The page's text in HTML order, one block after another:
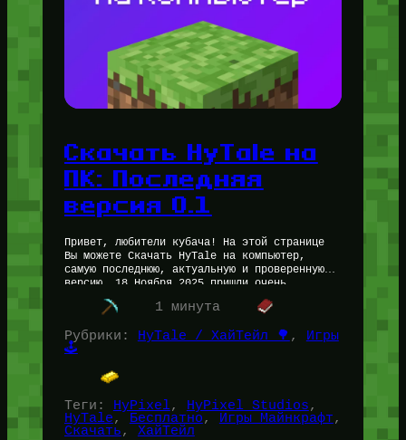
Скачать HyTale на
ПК: Последняя
версия 0.1
Привет, любители кубача! На этой странице
Вы можете Скачать HyTale на компьютер,
самую последнюю, актуальную и проверенную
версию. 18 Ноября 2025 пришли очень
радостные новости — разработка HyTale была
возобновлена,…1 минута
Рубрики:
HyTale / ХайТейл 🌳 ,
Игры
🕹️
Теги: HyPixel, HyPixel Studios
HyTale, Бесплатно, Игры Майнкрафт
Скачать, ХайТейл